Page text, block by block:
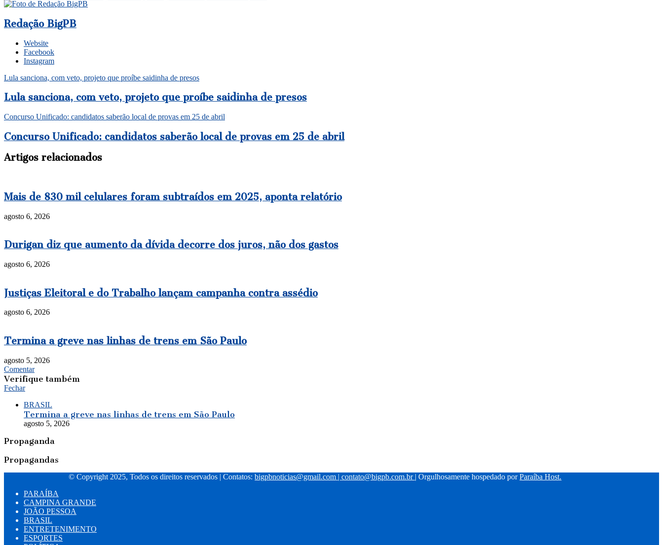
Redação BigPB
Website
Facebook
Instagram
Lula sanciona, com veto, projeto que proíbe saidinha de presos
Lula sanciona, com veto, projeto que proíbe saidinha de presos
Concurso Unificado: candidatos saberão local de provas em 25 de abril
Concurso Unificado: candidatos saberão local de provas em 25 de abril
Artigos relacionados
Mais de 830 mil celulares foram subtraídos em 2025, aponta relatório
agosto 6, 2026
Durigan diz que aumento da dívida decorre dos juros, não dos gastos
agosto 6, 2026
Justiças Eleitoral e do Trabalho lançam campanha contra assédio
agosto 6, 2026
Termina a greve nas linhas de trens em São Paulo
agosto 5, 2026
Comentar
Verifique também
Fechar
BRASIL
Termina a greve nas linhas de trens em São Paulo
agosto 5, 2026
Propaganda
Propagandas
© Copyright 2025, Todos os direitos reservados | Contatos:bigpbnoticias@gmail.com |contato@bigpb.com.br | Orgulhosamente hospedado porParaíba Host.
PARAÍBA
CAMPINA GRANDE
JOÃO PESSOA
BRASIL
ENTRETENIMENTO
ESPORTES